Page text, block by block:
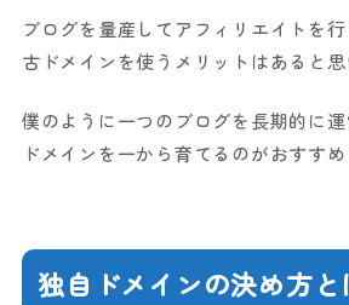
ブログを量産してアフィリエイトを
古ドメインを使うメリットはあると思
僕のように一つのブログを長期的に
ドメインを一から育てるのがおすすめ
独自ドメインの決め方と